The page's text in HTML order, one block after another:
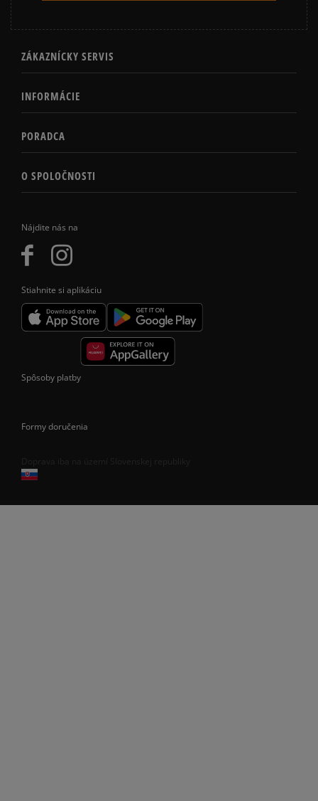
Nájdite nás na
Stiahnite si aplikáciu
ZÁKAZNÍCKY SERVIS
INFORMÁCIE
PORADCA
O SPOLOČNOSTI
Spôsoby platby
Formy doručenia